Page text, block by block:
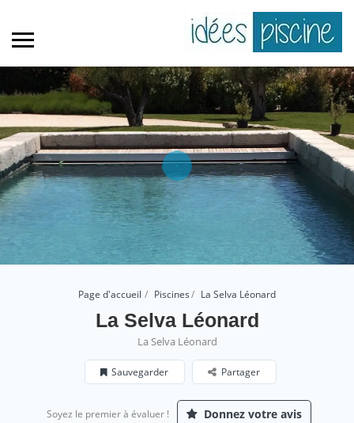
Page d'accueil Piscines La Selva Léonard
La Selva Léonard
La Selva Léonard
Sauvegarder Partager
Soyez le premier à évaluer ! Donnez votre avis